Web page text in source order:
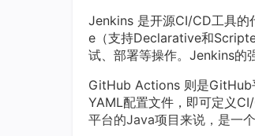
Jenkins 是开源CI/CD工具的
e（支持Declarative和
试、部署等操作。Jenkins的
GitHub Actions 则是GitHub
YAML配置文件，即可定义
平台的Java项目来说，是一